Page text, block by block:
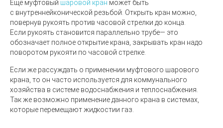
Ещё муфтовый шаровой кран может быть
с внутреннейконической резьбой. Открыть кран можно,
повернув рукоять против часовой стрелки до конца.
Если рукоять становится параллельно трубе— это
обозначает полное открытие крана, закрывать кран надо
поворотом рукояти по часовой стрелке.
Если же рассуждать о применении муфтового шарового
крана, то он часто используется для коммунального
хозяйства в системе водоснабжения и теплоснабжения.
Так же возможно применение данного крана в системах,
которые перемещают жидкостии газ.